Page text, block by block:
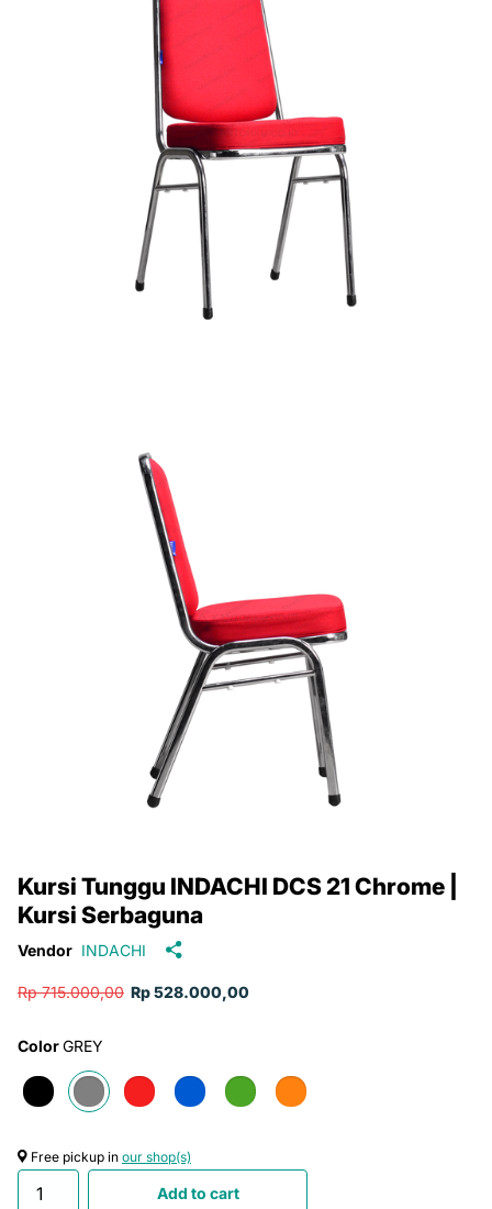
Kursi Tunggu INDACHI DCS 21 Chrome |
Kursi Serbaguna
Vendor INDACHI
Rp 715.000,00 Rp 528.000,00
ColorGREY
Free pickup in our shop(s)
Add to cart